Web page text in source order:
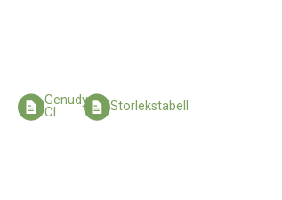
Genudyn
CI
Storlekstabell